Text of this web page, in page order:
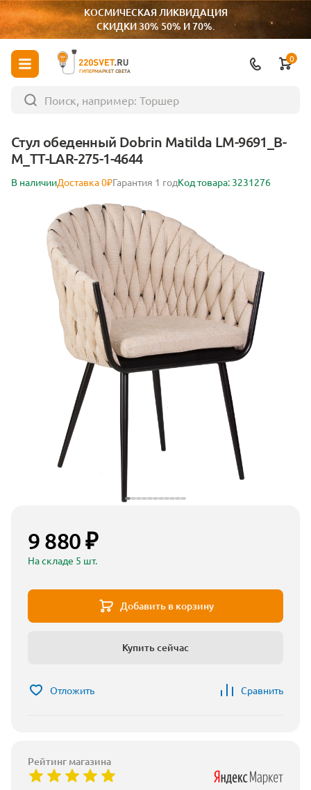
КОСМИЧЕСКАЯ ЛИКВИДАЦИЯ
СКИДКИ 30% 50% И 70%.
ГИПЕРМАРКЕТ СВЕТА
0
Стул обеденный Dobrin Matilda LM-9691_B-
M_TT-LAR-275-1-4644
В наличииДоставка 0₽Гарантия 1 годКод товара: 3231276
9 880 ₽
На складе 5 шт.
Добавить в корзину
Купить сейчас
Отложить Сравнить
Рейтинг магазина